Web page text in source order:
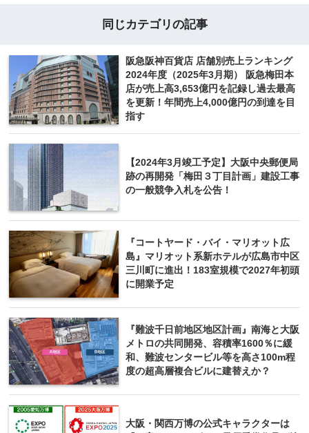
同じカテゴリの記事
阪急阪神百貨店 店舗別売上ランキング
2024年度（2025年3月期） 阪急梅田本
店が売上高3,653億円を記録し過去最高
を更新！年間売上4,000億円の到達を目
指す
【2024年3月竣工予定】大阪中央郵便局
跡の再開発「梅田３丁目計画」建設工事
の一般競争入札を公告！
『コートヤード・バイ・マリオット広
島』マリオット系新ホテルが広島市中区
三川町に進出！183室規模で2027年初頭
に開業予定
『難波千日前地区地区計画』南海と大阪
メトロの共同開発、容積率1600％に緩
和、難波センタービル等を高さ100m程
度の超高層複合ビルに建替えか？
大阪・関西万博の公式キャラクターは